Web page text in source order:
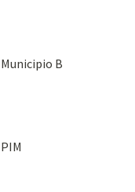
Municipio B
PIM